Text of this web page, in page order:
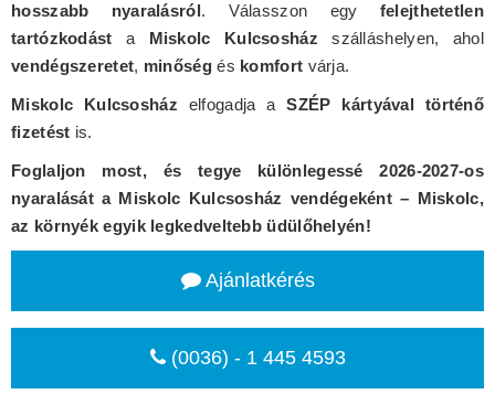
hosszabb nyaralásról. Válasszon egy felejthetetlen
tartózkodást a Miskolc Kulcsosház szálláshelyen, ahol
vendégszeretet, minőségés komfort várja.
Miskolc Kulcsosház elfogadja aSZÉP kártyával történő
fizetést is.
Foglaljon most, és tegye különlegessé 2026-2027-os
nyaralását a Miskolc Kulcsosház vendégeként – Miskolc,
az környék egyik legkedveltebb üdülőhelyén!
Ajánlatkérés
(0036) - 1 445 4593